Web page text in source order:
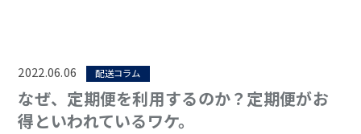
2022.06.06 配送コラム
なぜ、定期便を利用するのか？定期便がお
得といわれているワケ。